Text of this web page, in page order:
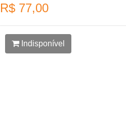
R$ 77,00
Indisponível